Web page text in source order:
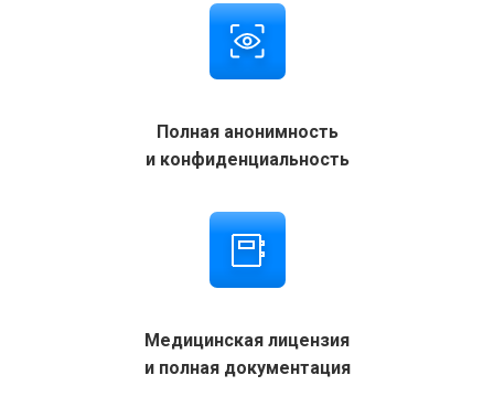
Полная анонимность
и конфиденциальность
Медицинская лицензия
и полная документация